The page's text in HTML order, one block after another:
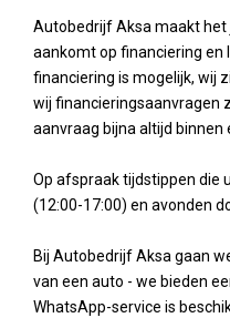
Autobedrijf Aksa maakt het
aankomt op financiering en
financiering is mogelijk, wij
wij financieringsaanvragen
aanvraag bijna altijd binnen
Op afspraak tijdstippen die
(12:00-17:00) en avonden
Bij Autobedrijf Aksa gaan
van een auto - we bieden
WhatsApp-service is